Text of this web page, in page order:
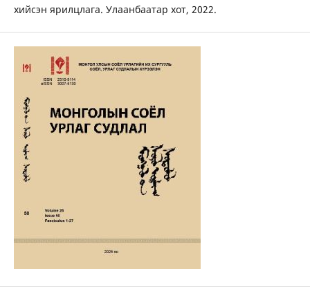
хийсэн ярилцлага. Улаанбаатар хот, 2022.